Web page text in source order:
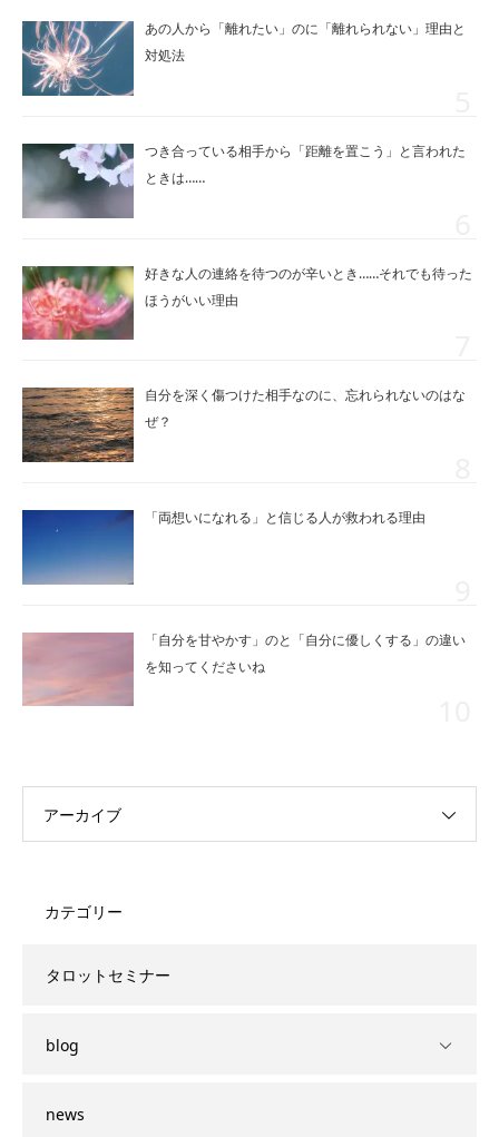
あの人から「離れたい」のに「離れられない」理由と
対処法
つき合っている相手から「距離を置こう」と言われた
ときは……
好きな人の連絡を待つのが辛いとき……それでも待った
ほうがいい理由
自分を深く傷つけた相手なのに、忘れられないのはな
ぜ？
「両想いになれる」と信じる人が救われる理由
「自分を甘やかす」のと「自分に優しくする」の違い
を知ってくださいね
アーカイブ
カテゴリー
タロットセミナー
blog
news